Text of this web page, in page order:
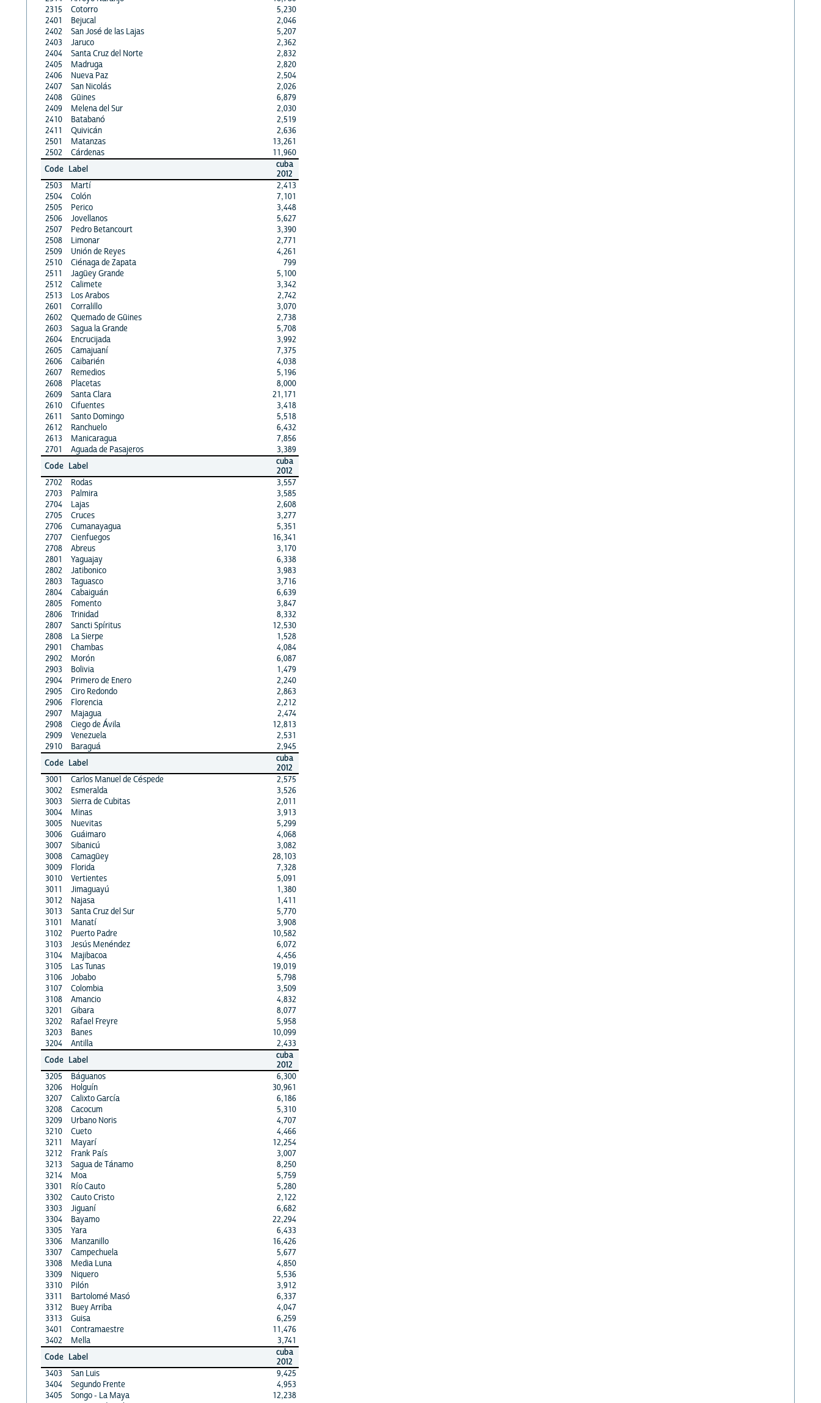
2315
Cotorro
5,230
2401
Bejucal
2,046
2402
San José de las Lajas
5,207
2403
Jaruco
2,362
2404
Santa Cruz del Norte
2,832
2405
Madruga
2,820
2406
Nueva Paz
2,504
2407
San Nicolás
2,026
2408
Güines
6,879
2409
Melena del Sur
2,030
2410
Batabanó
2,519
2411
Quivicán
2,636
2501
Matanzas
13,261
2502
Cárdenas
11,960
Code Label
cuba
2012
2503
Martí
2,413
2504
Colón
7,101
2505
Perico
3,448
2506
Jovellanos
5,627
2507
Pedro Betancourt
3,390
2508
Limonar
2,771
2509
Unión de Reyes
4,261
2510
Ciénaga de Zapata
799
2511
Jagüey Grande
5,100
2512
Calimete
3,342
2513
Los Arabos
2,742
2601
Corralillo
3,070
2602
Quemado de Güines
2,738
2603
Sagua la Grande
5,708
2604
Encrucijada
3,992
2605
Camajuaní
7,375
2606
Caibarién
4,038
2607
Remedios
5,196
2608
Placetas
8,000
2609
Santa Clara
21,171
2610
Cifuentes
3,418
2611
Santo Domingo
5,518
2612
Ranchuelo
6,432
2613
Manicaragua
7,856
2701
Aguada de Pasajeros
3,389
Code Label
cuba
2012
2702
Rodas
3,557
2703
Palmira
3,585
2704
Lajas
2,608
2705
Cruces
3,277
2706
Cumanayagua
5,351
2707
Cienfuegos
16,341
2708
Abreus
3,170
2801
Yaguajay
6,338
2802
Jatibonico
3,983
2803
Taguasco
3,716
2804
Cabaiguán
6,639
2805
Fomento
3,847
2806
Trinidad
8,332
2807
Sancti Spíritus
12,530
2808
La Sierpe
1,528
2901
Chambas
4,084
2902
Morón
6,087
2903
Bolivia
1,479
2904
Primero de Enero
2,240
2905
Ciro Redondo
2,863
2906
Florencia
2,212
2907
Majagua
2,474
2908
Ciego de Ávila
12,813
2909
Venezuela
2,531
2910
Baraguá
2,945
Code Label
cuba
2012
3001
Carlos Manuel de Céspede
2,575
3002
Esmeralda
3,526
3003
Sierra de Cubitas
2,011
3004
Minas
3,913
3005
Nuevitas
5,299
3006
Guáimaro
4,068
3007
Sibanicú
3,082
3008
Camagüey
28,103
3009
Florida
7,328
3010
Vertientes
5,091
3011
Jimaguayú
1,380
3012
Najasa
1,411
3013
Santa Cruz del Sur
5,770
3101
Manatí
3,908
3102
Puerto Padre
10,582
3103
Jesús Menéndez
6,072
3104
Majibacoa
4,456
3105
Las Tunas
19,019
3106
Jobabo
5,798
3107
Colombia
3,509
3108
Amancio
4,832
3201
Gibara
8,077
3202
Rafael Freyre
5,958
3203
Banes
10,099
3204
Antilla
2,433
Code Label
cuba
2012
3205
Báguanos
6,300
3206
Holguín
30,961
3207
Calixto García
6,186
3208
Cacocum
5,310
3209
Urbano Noris
4,707
3210
Cueto
4,466
3211
Mayarí
12,254
3212
Frank País
3,007
3213
Sagua de Tánamo
8,250
3214
Moa
5,759
3301
Río Cauto
5,280
3302
Cauto Cristo
2,122
3303
Jiguaní
6,682
3304
Bayamo
22,294
3305
Yara
6,433
3306
Manzanillo
16,426
3307
Campechuela
5,677
3308
Media Luna
4,850
3309
Niquero
5,536
3310
Pilón
3,912
3311
Bartolomé Masó
6,337
3312
Buey Arriba
4,047
3313
Guisa
6,259
3401
Contramaestre
11,476
3402
Mella
3,741
Code Label
cuba
2012
3403
San Luis
9,425
3404
Segundo Frente
4,953
3405
Songo - La Maya
12,238